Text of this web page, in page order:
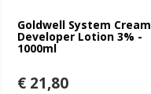
Goldwell System Cream
Developer Lotion 3% -
1000ml
€ 21,80